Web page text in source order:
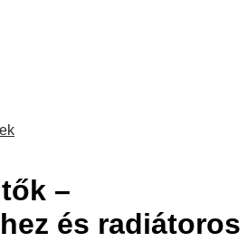
–
és radiátoros